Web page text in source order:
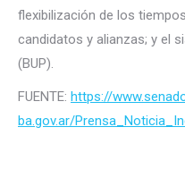
flexibilización de los
candidatos y alianzas; y el
(BUP).
FUENTE: https://
ba.gov.ar/